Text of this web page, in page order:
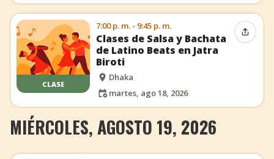
CLASE
7:00 p. m. - 9:45 p. m.
Clases de Salsa y Bachata
de Latino Beats en Jatra
Biroti
Dhaka
martes, ago 18, 2026
MIÉRCOLES, AGOSTO 19, 2026